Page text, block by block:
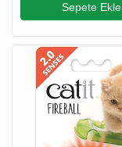
Sepete Ekle